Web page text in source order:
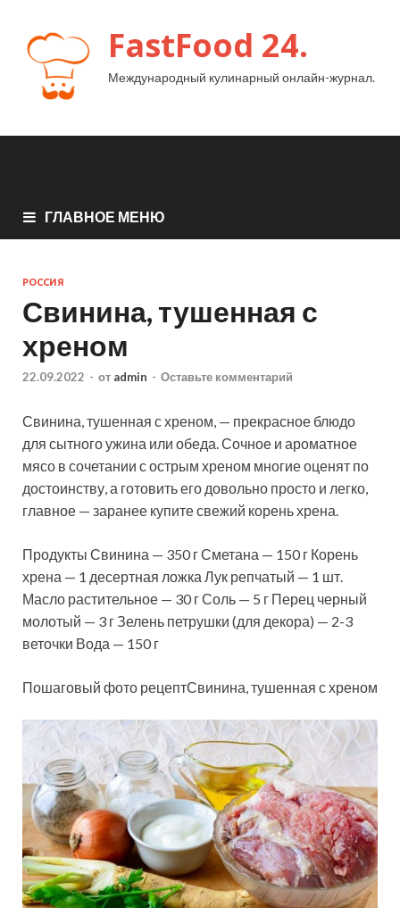
FastFood 24.
Международный кулинарный онлайн-журнал.
ГЛАВНОЕ МЕНЮ
РОССИЯ
Свинина, тушенная с
хреном
22.09.2022 - от admin - Оставьте комментарий
Свинина, тушенная с хреном, — прекрасное блюдо
для сытного ужина или обеда. Сочное и ароматное
мясо в сочетании с острым хреном многие оценят по
достоинству, а готовить его довольно просто и легко,
главное — заранее купите свежий корень хрена.
Продукты Свинина — 350 гСметана — 150 г Корень
хрена — 1 десертная ложка Лук репчатый — 1 шт.
Масло растительное — 30 г Соль — 5 г Перец черный
молотый — 3 г Зелень петрушки (для декора) — 2-3
веточки Вода — 150 г
Пошаговый фото рецептСвинина, тушенная с хреном